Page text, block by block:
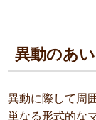
異動のあ
異動に際して周
単なる形式的な